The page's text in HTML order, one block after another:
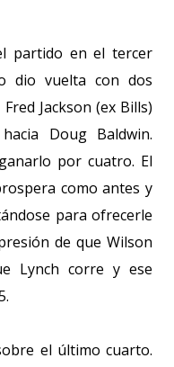
partido en el tercer
dio vuelta con dos
Jackson (ex Bills)
Doug Baldwin.
por cuatro. El
como antes y
para ofrecerle
de que Wilson
Lynch corre y ese
el último cuarto.